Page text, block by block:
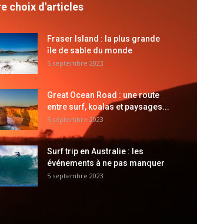
choix d'articles
Fraser Island : la plus grande
île de sable du monde
5 septembre 2023
Great Ocean Road : une route
entre surf, koalas et paysages...
5 septembre 2023
Surf trip en Australie : les
événements à ne pas manquer
5 septembre 2023